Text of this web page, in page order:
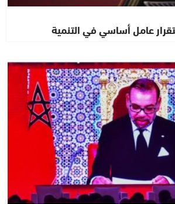
عامل أساسي في التنمية